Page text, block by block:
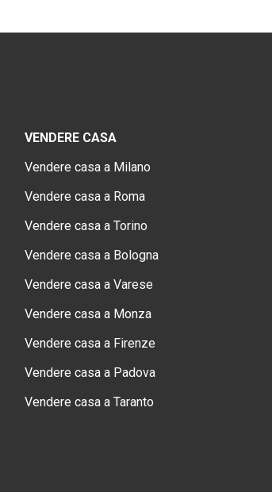
VENDERE CASA
Vendere casa a Milano
Vendere casa a Roma
Vendere casa a Torino
Vendere casa a Bologna
Vendere casa a Varese
Vendere casa a Monza
Vendere casa a Firenze
Vendere casa a Padova
Vendere casa a Taranto